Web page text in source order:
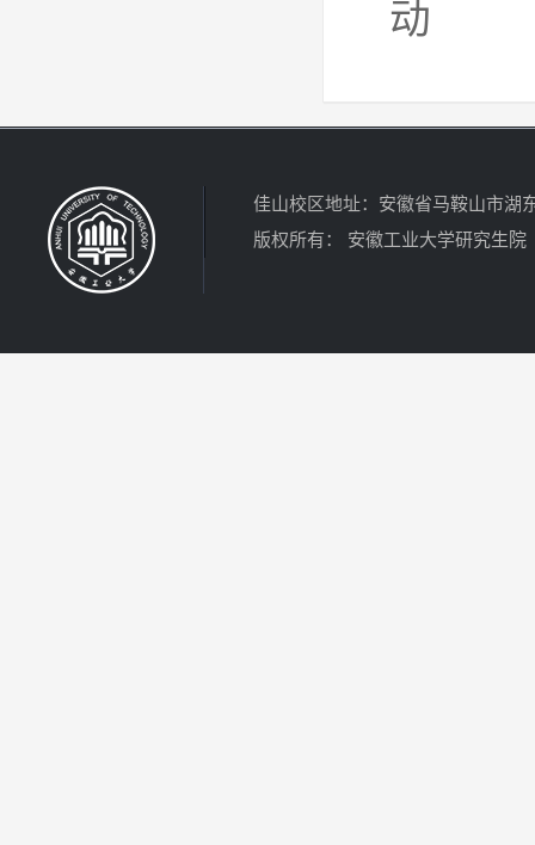
动
佳山校区地址：安徽省马鞍山市湖
版权所有： 安徽工业大学研究生